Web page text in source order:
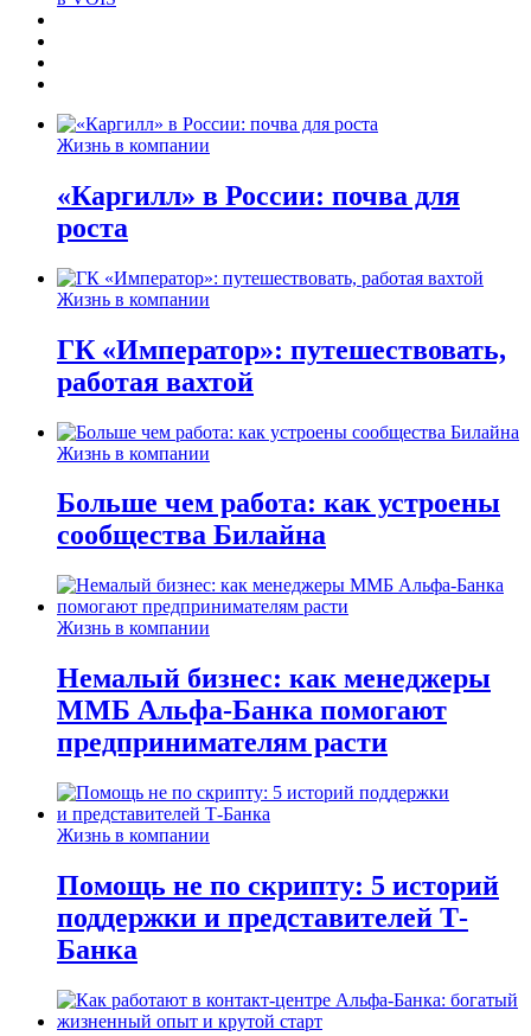
Жизнь в компании
«Каргилл» в России: почва для
роста
Жизнь в компании
ГК «Император»: путешествовать,
работая вахтой
Жизнь в компании
Больше чем работа: как устроены
сообщества Билайна
Жизнь в компании
Немалый бизнес: как менеджеры
ММБ Альфа-Банка помогают
предпринимателям расти
Жизнь в компании
Помощь не по скрипту: 5 историй
поддержки и представителей Т-
Банка